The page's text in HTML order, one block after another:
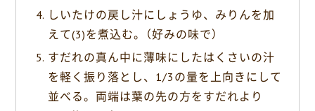
しいたけの戻し汁にしょうゆ、みりんを加
えて(3)を煮込む。（好みの味で）
すだれの真ん中に薄味にしたはくさいの汁
を軽く振り落とし、1/3の量を上向きにして
並べる。両端は葉の先の方をすだれより